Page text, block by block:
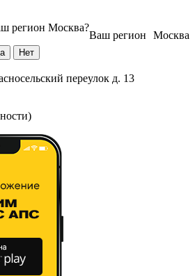
Москва
Ваш регион
регион Москва?
переулок д. 13